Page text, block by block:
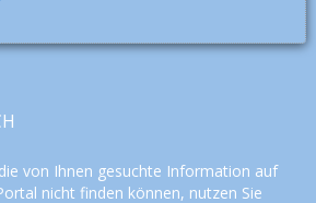
von Ihnen gesuchte Information auf
nicht finden können, nutzen Sie